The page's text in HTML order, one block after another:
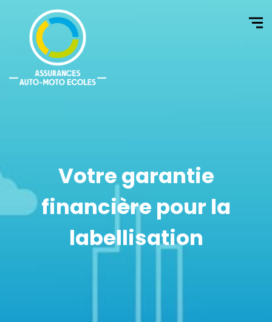
Votre garantie
financière pour la
labellisation